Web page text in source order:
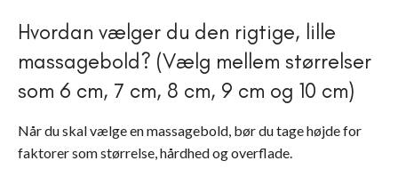
Hvordan vælger du den rigtige, lille
massagebold? (Vælg mellem størrelser
som 6 cm, 7 cm, 8 cm, 9 cm og 10 cm)
Når du skal vælge en massagebold, bør du tage højde for
faktorer som størrelse, hårdhed og overflade.